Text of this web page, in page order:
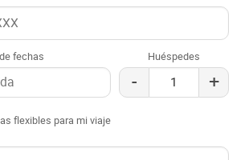
el volcán Villarrica, un jardín con
y un pequeño huerto orgánico.
cercano lleva a riachuelos cristalinos
coigües y arrayanes.
fechas Huéspedes
- +
flexibles para mi viaje